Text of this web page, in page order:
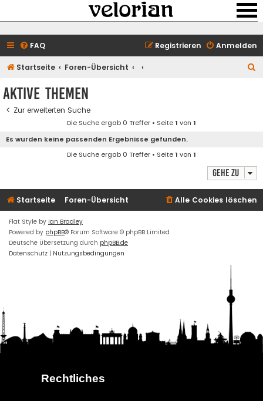
FAQ Anmelden
Registrieren
Startseite Foren-Übersicht
Aktive Themen
Zur erweiterten Suche
Die Suche ergab 0 Treffer • Seite1 von 1
Es wurden keine passenden Ergebnisse gefunden.
Die Suche ergab 0 Treffer • Seite1 von 1
Gehe zu
Startseite Foren-Übersicht Alle Cookies löschen
Flat Style by Ian Bradley
Powered by phpBB® Forum Software © phpBB Limited
Deutsche Übersetzung durch phpBB.de
Datenschutz | Nutzungsbedingungen
Rechtliches